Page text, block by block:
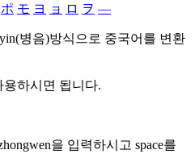
ポ モ ヨ ョ ロ ヲ ―
병음)방식으로 중국어를 변환
하시면 됩니다.
을 입력하시고 space를